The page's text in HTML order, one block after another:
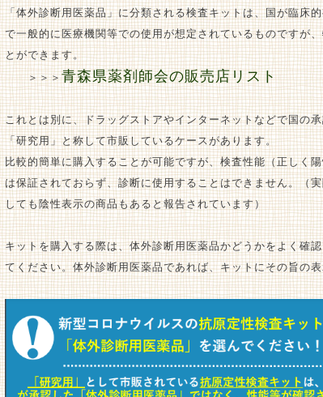
「体外診断用医薬品」に分類される検査キットは、国が臨床
で一般的に医療機関等での使用が想定されているものですが
とができます。
＞＞＞青森県薬剤師会の販売店リスト
これとは別に、ドラッグストアやインターネットなどで国の
「研究用」と称して市販しているケースがあります。
比較的簡単に購入することが可能ですが、検査性能（正しく
は保証されておらず、診断に使用することはできません。（
しても陰性表示の商品もあると報告されています）
キットを購入する際は、体外診断用医薬品かどうかをよく確
てください。体外診断用医薬品であれば、キットにその旨の